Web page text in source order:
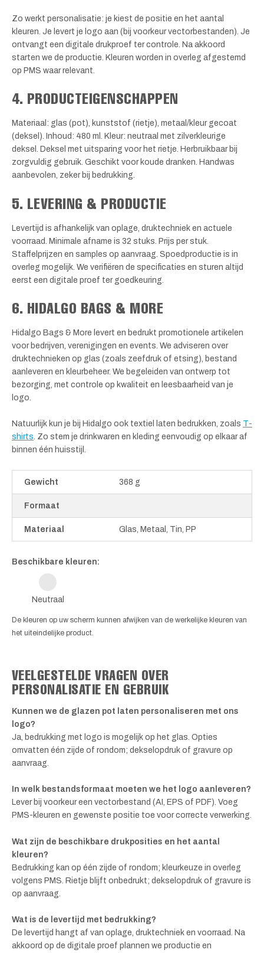
Zo werkt personalisatie: je kiest de positie en het aantal
kleuren. Je levert je logo aan (bij voorkeur vectorbestanden). Je
ontvangt een digitale drukproef ter controle. Na akkoord
starten we de productie. Kleuren worden in overleg afgestemd
op PMS waar relevant.
4. PRODUCTEIGENSCHAPPEN
Materiaal: glas (pot), kunststof (rietje), metaal/kleur gecoat
(deksel). Inhoud: 480 ml. Kleur: neutraal met zilverkleurige
deksel. Deksel met uitsparing voor het rietje. Herbruikbaar bij
zorgvuldig gebruik. Geschikt voor koude dranken. Handwas
aanbevolen, zeker bij bedrukking.
5. LEVERING & PRODUCTIE
Levertijd is afhankelijk van oplage, druktechniek en actuele
voorraad. Minimale afname is 32 stuks. Prijs per stuk.
Staffelprijzen en samples op aanvraag. Spoedproductie is in
overleg mogelijk. We verifiëren de specificaties en sturen altijd
eerst een digitale proef ter goedkeuring.
6. HIDALGO BAGS & MORE
Hidalgo Bags & More levert en bedrukt promotionele artikelen
voor bedrijven, verenigingen en events. We adviseren over
druktechnieken op glas (zoals zeefdruk of etsing), bestand
aanleveren en kleurbeheer. We begeleiden van ontwerp tot
bezorging, met controle op kwaliteit en leesbaarheid van je
logo.
Natuurlijk kun je bij Hidalgo ook textiel laten bedrukken, zoals T-
shirts. Zo stem je drinkwaren en kleding eenvoudig op elkaar af
binnen één huisstijl.
Gewicht 368 g
Formaat
Materiaal Glas, Metaal, Tin, PP
Beschikbare kleuren:
Neutraal
De kleuren op uw scherm kunnen afwijken van de werkelijke kleuren van
het uiteindelijke product.
VEELGESTELDE VRAGEN OVER
PERSONALISATIE EN GEBRUIK
Kunnen we de glazen pot laten personaliseren met ons
logo?
Ja, bedrukking met logo is mogelijk op het glas. Opties
omvatten één zijde of rondom; dekselopdruk of gravure op
aanvraag.
In welk bestandsformaat moeten we het logo aanleveren?
Lever bij voorkeur een vectorbestand (AI, EPS of PDF). Voeg
PMS-kleuren en gewenste positie toe voor correcte verwerking.
Wat zijn de beschikbare drukposities en het aantal
kleuren?
Bedrukking kan op één zijde of rondom; kleurkeuze in overleg
volgens PMS. Rietje blijft onbedrukt; dekselopdruk of gravure is
op aanvraag.
Wat is de levertijd met bedrukking?
De levertijd hangt af van oplage, druktechniek en voorraad. Na
akkoord op de digitale proef plannen we productie en